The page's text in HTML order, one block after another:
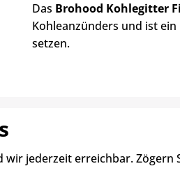
Das Brohood Kohlegitter
Kohleanzünders und ist
setzen.
wir jederzeit erreichbar.